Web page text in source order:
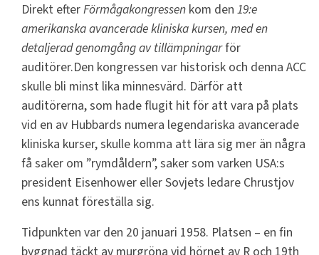
Direkt efterFörmågakongressen kom den 19:e
amerikanska avancerade kliniska kursen, med en
detaljerad genomgång avtillämpningarför
auditörer.Den kongressen var historisk och denna ACC
skulle bli minst lika minnesvärd. Därför att
auditörerna, som hade flugit hit för att vara på plats
vid en av Hubbards numera legendariska avancerade
kliniska kurser, skulle komma att lära sig mer än några
få saker om ”rymdåldern”, saker som varken USA:s
president Eisenhower eller Sovjets ledare Chrustjov
ens kunnat föreställa sig.
Tidpunkten var den 20 januari 1958. Platsen – en fin